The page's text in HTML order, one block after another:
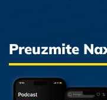
Preuzmite